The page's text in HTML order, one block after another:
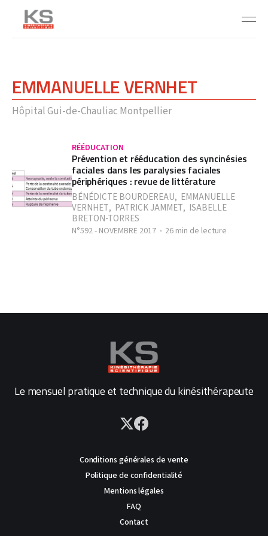
EMMANUELLE VERNHET
Hôpital Gui-de-Chauliac Montpellier
RÉÉDUCATION
Prévention et rééducation des syncinésies
faciales dans les paralysies faciales
périphériques : revue de littérature
BÉNÉDICTE BOURDEREAU, EMMANUELLE
VERNHET, PATRICK JAMMET, ISABELLE
BRETON-TORRES
N°592 - NOVEMBRE 2017 26 min de lecture
Le mensuel pratique et technique du kinésithérapeute
Conditions générales de vente
Politique de confidentialité
Mentions légales
FAQ
Contact